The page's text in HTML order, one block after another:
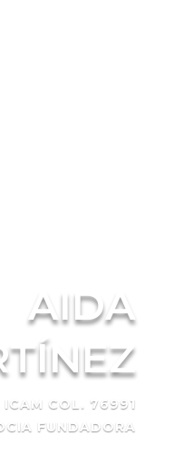
AIDA
ICAM COL. 76991
FUNDADORA